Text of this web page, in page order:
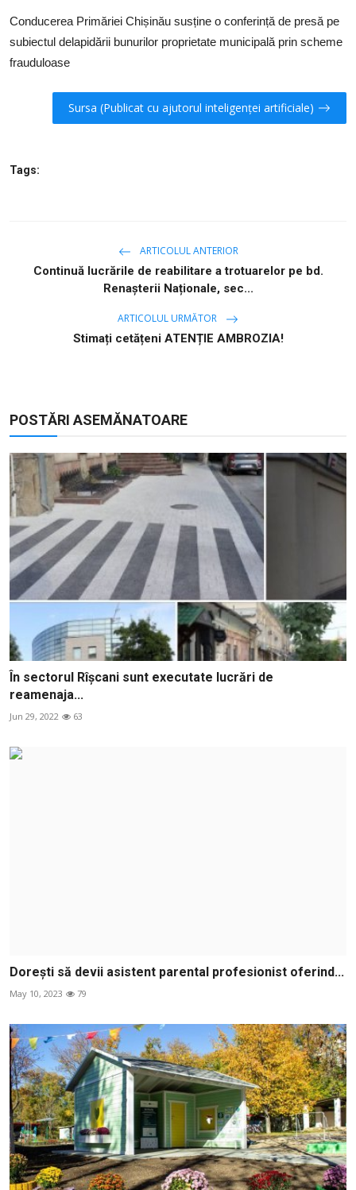
Sectorul Rîșcani
Conducerea Primăriei Chișinău susține o conferință de presă pe
subiectul delapidării bunurilor proprietate municipală prin scheme
frauduloase
Sursa (Publicat cu ajutorul inteligenței artificiale)
Tags:
ARTICOLUL ANTERIOR
Continuă lucrările de reabilitare a trotuarelor pe bd.
Renașterii Naționale, sec...
ARTICOLUL URMĂTOR
Stimați cetățeni ATENȚIE AMBROZIA!
POSTĂRI ASEMĂNATOARE
În sectorul Rîșcani sunt executate lucrări de
reamenaja...
Jun 29, 2022 63
Dorești să devii asistent parental profesionist oferind...
May 10, 2023 79